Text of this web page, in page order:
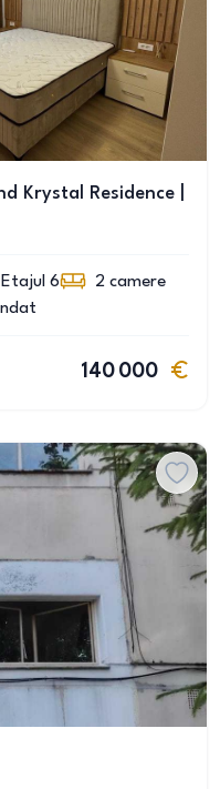
Krystal Residence |
Etajul 6 2 camere
140 000